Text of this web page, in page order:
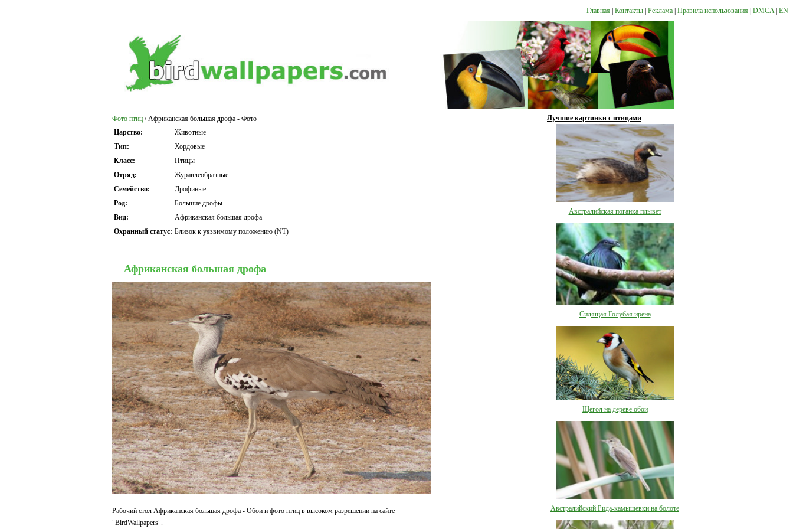
Главная Контакты Реклама Правила использования DMCA EN
Фото птиц / Африканская большая дрофа - Фото
Царство:
Животные
Тип:
Хордовые
Класс:
Птицы
Отряд:
Журавлеобразные
Семейство:
Дрофиные
Род:
Большие дрофы
Вид:
Африканская большая дрофа
Охранный статус: Близок к уязвимому положению (NT)
Африканская большая дрофа
Рабочий стол Африканская большая дрофа - Обои и фото птиц в высоком разрешении на сайте
"BirdWallpapers".
Лучшие картинки с птицами
Австралийская поганка плывет
Сидящая Голубая ирена
Щегол на дереве обои
Австралийский Рида-камышевки на болоте